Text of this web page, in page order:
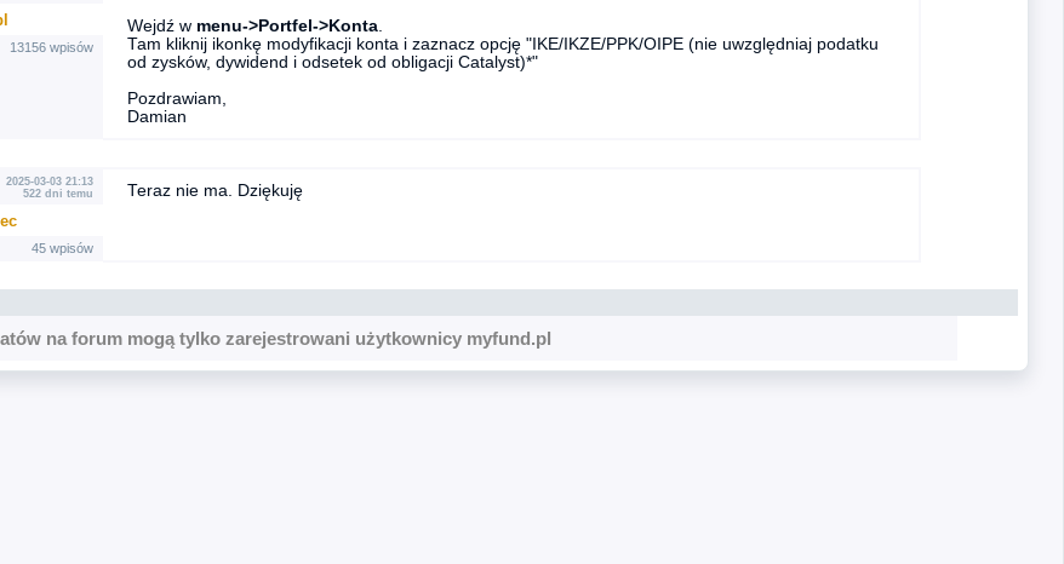
13156 wpisów
Wejdź w menu->Portfel->Konta.
Tam kliknij ikonkę modyfikacji konta i zaznacz opcję "IKE/IKZE/PPK/OIPE (nie uwzględniaj podatku
od zysków, dywidend i odsetek od obligacji Catalyst)*"
Pozdrawiam,
Damian
2025-03-03 21:13
522 dni temu
45 wpisów
Teraz nie ma. Dziękuję
na forum mogą tylko zarejestrowani użytkownicy myfund.pl